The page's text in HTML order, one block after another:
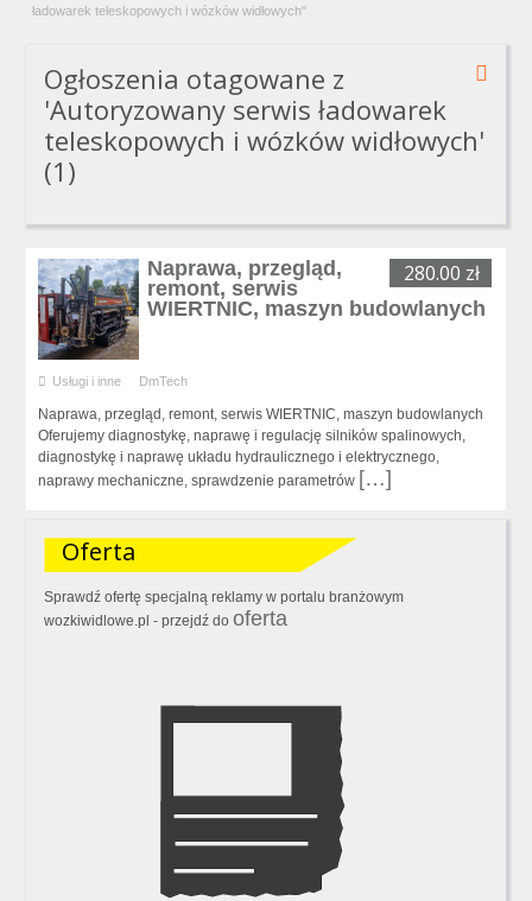
ładowarek teleskopowych i wózków widłowych"
Ogłoszenia otagowane z
'Autoryzowany serwis ładowarek
teleskopowych i wózków widłowych'
(1)
280.00 zł
Naprawa, przegląd,
remont, serwis
WIERTNIC, maszyn budowlanych
Usługi i inne DmTech
Naprawa, przegląd, remont, serwis WIERTNIC, maszyn budowlanych
Oferujemy diagnostykę, naprawę i regulację silników spalinowych,
diagnostykę i naprawę układu hydraulicznego i elektrycznego,
naprawy mechaniczne, sprawdzenie parametrów […]
Oferta
Sprawdź ofertę specjalną reklamy w portalu branżowym
wozkiwidlowe.pl - przejdź dooferta